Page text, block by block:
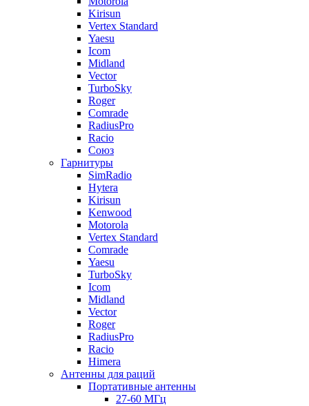
Kirisun
Vertex Standard
Yaesu
Icom
Midland
Vector
TurboSky
Roger
Comrade
RadiusPro
Racio
Союз
Гарнитуры
SimRadio
Hytera
Kirisun
Kenwood
Motorola
Vertex Standard
Comrade
Yaesu
TurboSky
Icom
Midland
Vector
Roger
RadiusPro
Racio
Himera
Антенны для раций
Портативные антенны
27-60 МГц